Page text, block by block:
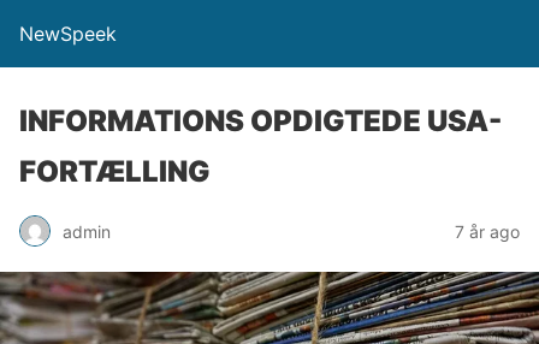
NewSpeek
INFORMATIONS OPDIGTEDE USA-
FORTÆLLING
admin 7 år ago